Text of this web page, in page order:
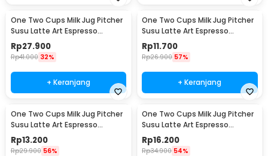
One Two Cups Milk Jug Pitcher
Susu Latte Art Espresso
Stainless Steel 200ml - J068
Rp27.900
Rp41.000 32%
+ Keranjang
One Two Cups Milk Jug Pitcher
Susu Latte Art Espresso
Stainless Steel 1oz - S06HG
Rp11.700
Rp26.900 57%
+ Keranjang
One Two Cups Milk Jug Pitcher
Susu Latte Art Espresso
Stainless Steel 1.5oz - S06HG
Rp13.200
Rp29.900 56%
One Two Cups Milk Jug Pitcher
Susu Latte Art Espresso
Stainless Steel 3oz - S06HG
Rp16.200
Rp34.900 54%